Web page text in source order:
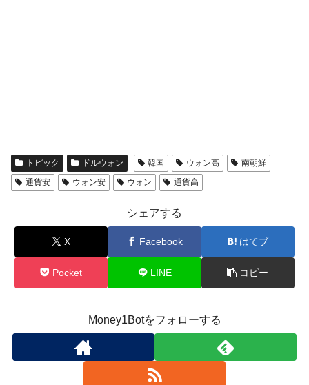
トピック ドルウォン 韓国 ウォン高
南朝鮮
通貨安
ウォン安 ウォン 通貨高
シェアする
X Facebook はてブ
Pocket LINE コピー
Money1Botをフォローする